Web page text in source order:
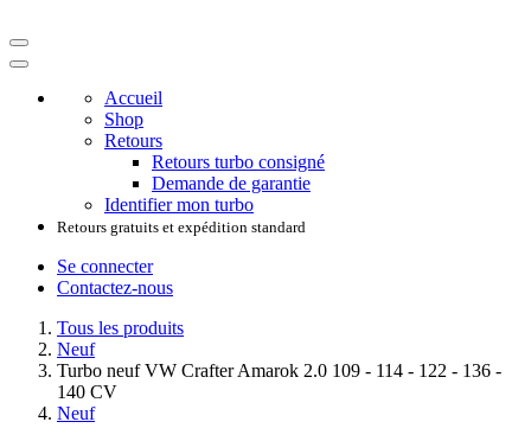
Accueil
Shop
Retours
Retours turbo consigné
Demande de garantie
Identifier mon turbo
Retours gratuits et expédition standard
Se connecter
Contactez-nous
Tous les produits
Neuf
Turbo neuf VW Crafter Amarok 2.0 109 - 114 - 122 - 136 -
140 CV
Neuf